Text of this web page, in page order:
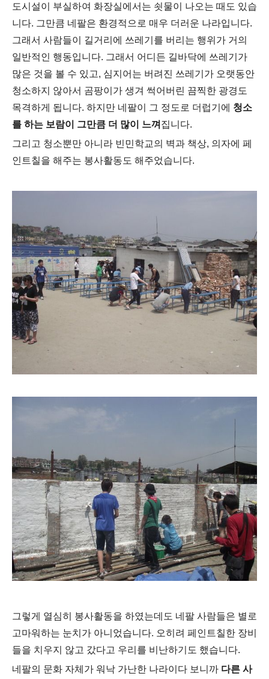
도시설이 부실하여 화장실에서는 쇳물이 나오는 때도 있습
니다. 그만큼 네팔은 환경적으로 매우 더러운 나라입니다.
그래서 사람들이 길거리에 쓰레기를 버리는 행위가 거의
일반적인 행동입니다. 그래서 어디든 길바닥에 쓰레기가
많은 것을 볼 수 있고, 심지어는 버려진 쓰레기가 오랫동안
청소하지 않아서 곰팡이가 생겨 썩어버린 끔찍한 광경도
목격하게 됩니다. 하지만 네팔이 그 정도로 더럽기에 청소
를 하는 보람이 그만큼 더 많이 느껴 집니다.
그리고 청소뿐만 아니라 빈민학교의 벽과 책상, 의자에 페
인트칠을 해주는 봉사활동도 해주었습니다.
그렇게 열심히 봉사활동을 하였는데도 네팔 사람들은 별로
고마워하는 눈치가 아니었습니다. 오히려 페인트칠한 장비
들을 치우지 않고 갔다고 우리를 비난하기도 했습니다.
네팔의 문화 자체가 워낙 가난한 나라이다 보니까 다른 사